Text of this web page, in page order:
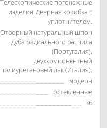
Телескопические погонажные
изделия. Дверная коробка с
уплотнителем.
Отборный натуральный шпон
дуба радиального распила
(Португалия),
двухкомпонентный
полиуретановый лак (Италия).
модерн
остекленные
36